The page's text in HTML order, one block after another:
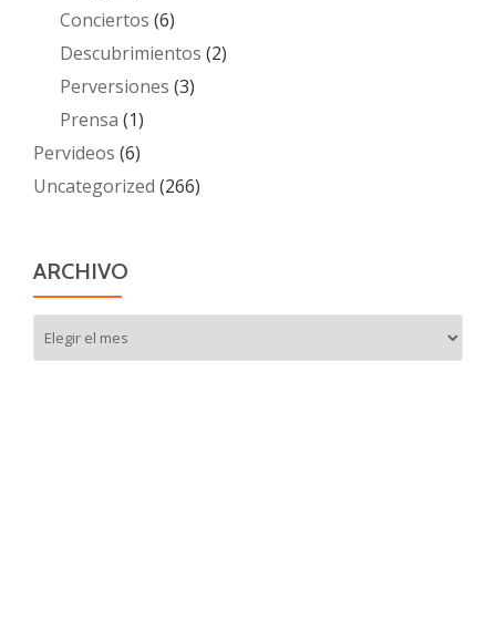
Conciertos (6)
Descubrimientos (2)
Perversiones (3)
Prensa (1)
Pervideos (6)
Uncategorized (266)
ARCHIVO